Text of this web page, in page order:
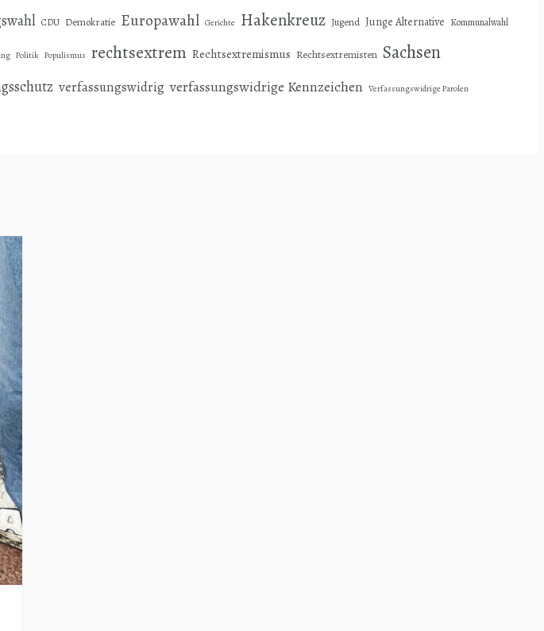
CDU Demokratie Europawahl Gerichte Hakenkreuz Jugend Junge Alternative Kommunalwahl
Politik Populismus rechtsextrem Rechtsextremismus Rechtsextremisten Sachsen
verfassungswidrig verfassungswidrige Kennzeichen Verfassungswidrige Parolen